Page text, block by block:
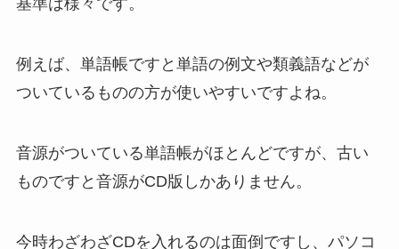
基準は様々です。
例えば、単語帳ですと単語の例文や類義語などが
ついているものの方が使いやすいですよね。
音源がついている単語帳がほとんどですが、古い
ものですと音源がCD版しかありません。
今時わざわざCDを入れるのは面倒ですし、パソコ